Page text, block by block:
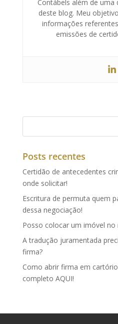
Contábels além de uma
deste blog. Meu
informações
emissões de
Posts recentes
Certidão de antecedentes
onde solicitar!
Escritura de permuta quem
dessa negociação!
Posso colocar um imóvel
A tradução juramentada
firma?
Como abrir firma em
completo AQUI!